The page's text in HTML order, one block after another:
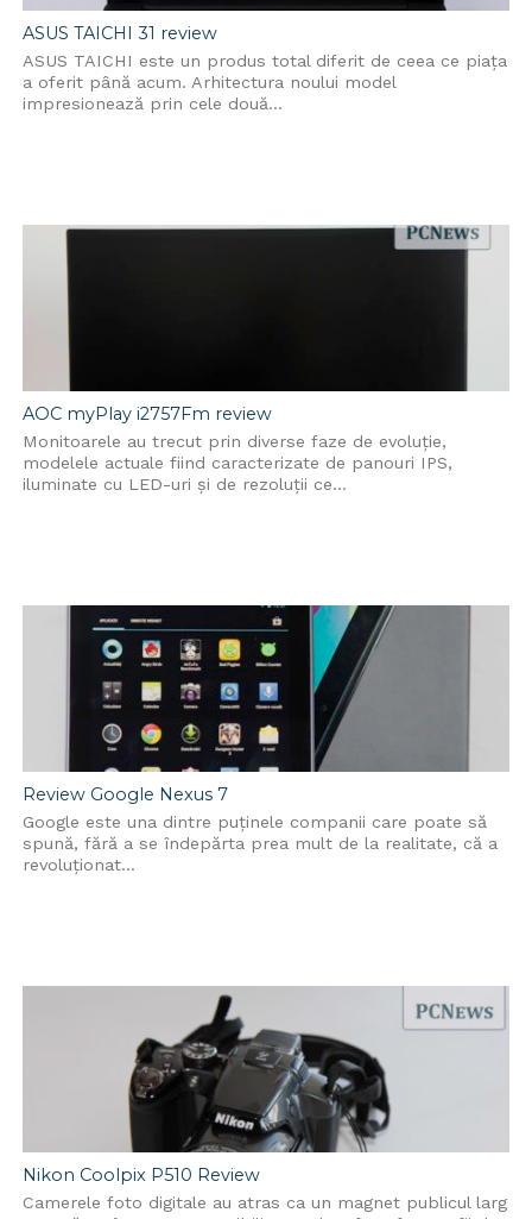
ASUS TAICHI 31 review
ASUS TAICHI este un produs total diferit de ceea ce piața
a oferit până acum. Arhitectura noului model
impresionează prin cele două...
AOC myPlay i2757Fm review
Monitoarele au trecut prin diverse faze de evoluție,
modelele actuale fiind caracterizate de panouri IPS,
iluminate cu LED-uri și de rezoluții ce...
Review Google Nexus 7
Google este una dintre puținele companii care poate să
spună, fără a se îndepărta prea mult de la realitate, că a
revoluționat...
Nikon Coolpix P510 Review
Camerele foto digitale au atras ca un magnet publicul larg